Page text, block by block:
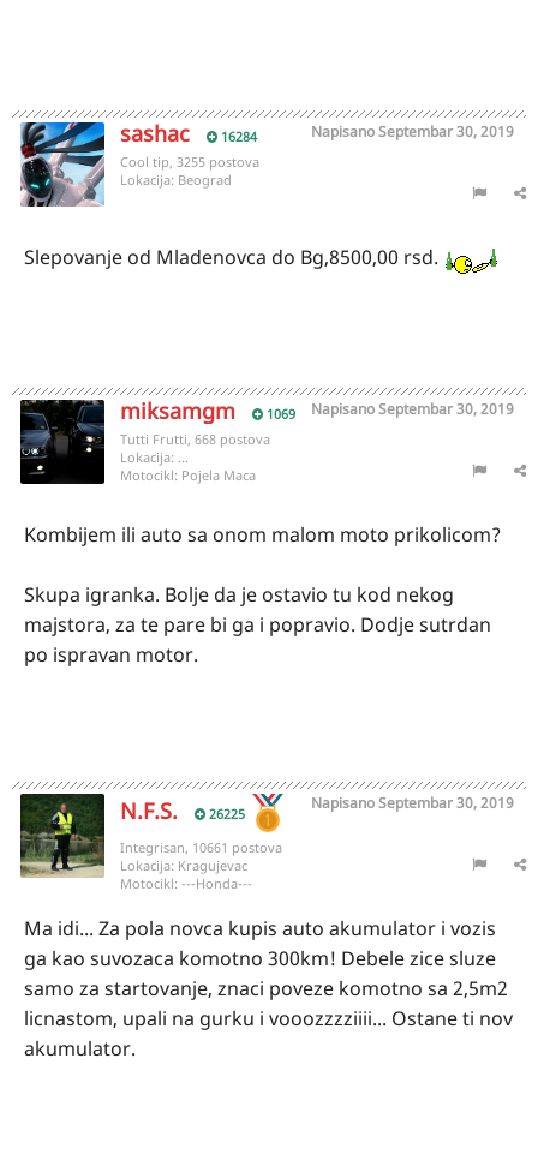
sashac 16284 NapisanoSeptembar 30, 2019
Cool tip, 3255 postova
Lokacija: Beograd
Slepovanje od Mladenovca do Bg,8500,00 rsd.
miksamgm 1069 NapisanoSeptembar 30, 2019
Tutti Frutti, 668 postova
Lokacija: ...
Motocikl: Pojela Maca
Kombijem ili auto sa onom malom moto prikolicom?
Skupa igranka. Bolje da je ostavio tu kod nekog
majstora, za te pare bi ga i popravio. Dodje sutrdan
po ispravan motor.
N.F.S. 26225
NapisanoSeptembar 30, 2019
Integrisan, 10661 postova
Lokacija: Kragujevac
Motocikl: ---Honda---
Ma idi... Za pola novca kupis auto akumulator i vozis
ga kao suvozaca komotno 300km! Debele zice sluze
samo za startovanje, znaci poveze komotno sa 2,5m2
licnastom, upali na gurku i vooozzzziiii... Ostane ti nov
akumulator.